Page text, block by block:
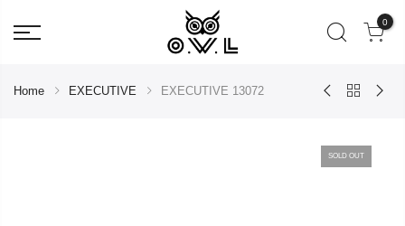
0
Home EXECUTIVE EXECUTIVE 13072
SOLD OUT